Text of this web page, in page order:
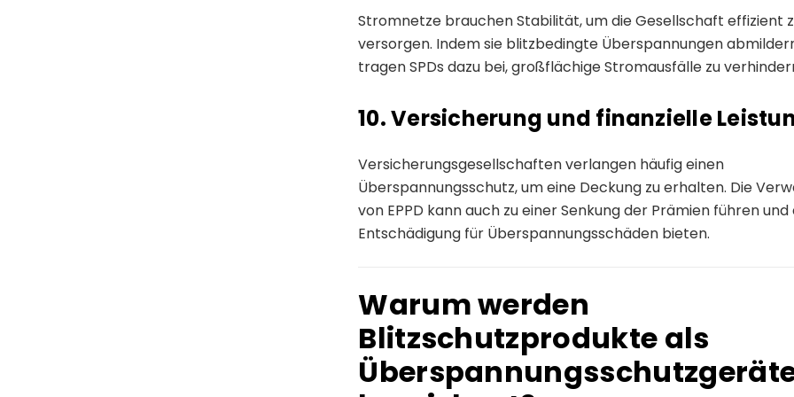
Stromnetze brauchen Stabilität, um die Gesellschaft effizient
versorgen. Indem sie blitzbedingte Überspannungen
tragen SPDs dazu bei, großflächige Stromausfälle zu
10. Versicherung und finanzielle
Versicherungsgesellschaften verlangen häufig einen
Überspannungsschutz, um eine Deckung zu erhalten. Die
von EPPD kann auch zu einer Senkung der Prämien führen und
Entschädigung für Überspannungsschäden bieten.
Warum werden
Blitzschutzprodukte als